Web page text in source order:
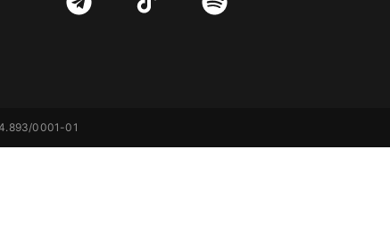
0001-01